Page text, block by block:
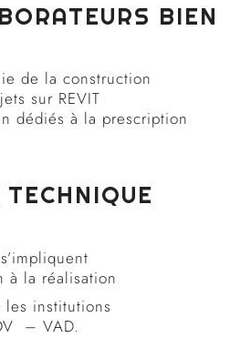
BIEN
de la construction
sur REVIT
dédiés à la prescription
à la réalisation
les institutions
– VAD.